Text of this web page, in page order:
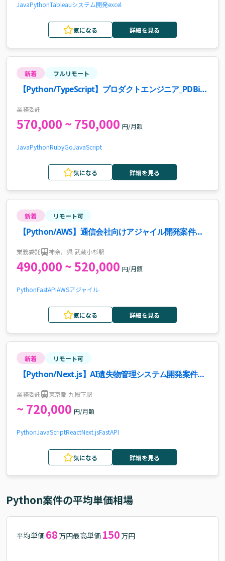
JavaPythonTableauシステム開発excel
気になる 詳細を見る
新着 フルリモート
【Python/TypeScript】プロダクトエンジニア_PDBiz
業務委託
570,000 ~ 750,000 円/月額
JavaPythonRubyGoJavaScript
気になる 詳細を見る
新着 リモート可
【Python/AWS】通信会社向けアジャイル開発案件・
業務委託 神奈川県 武蔵小杉駅
490,000 ~ 520,000 円/月額
PythonFastAPIAWSアジャイル
気になる 詳細を見る
新着 リモート可
【Python/Next.js】AI遺失物管理システム開発案件・
業務委託 東京都 九段下駅
~ 720,000 円/月額
PythonJavaScriptReactNext.jsFastAPI
気になる 詳細を見る
Python案件の平均単価相場
平均単価 68 万円最高単価 150 万円